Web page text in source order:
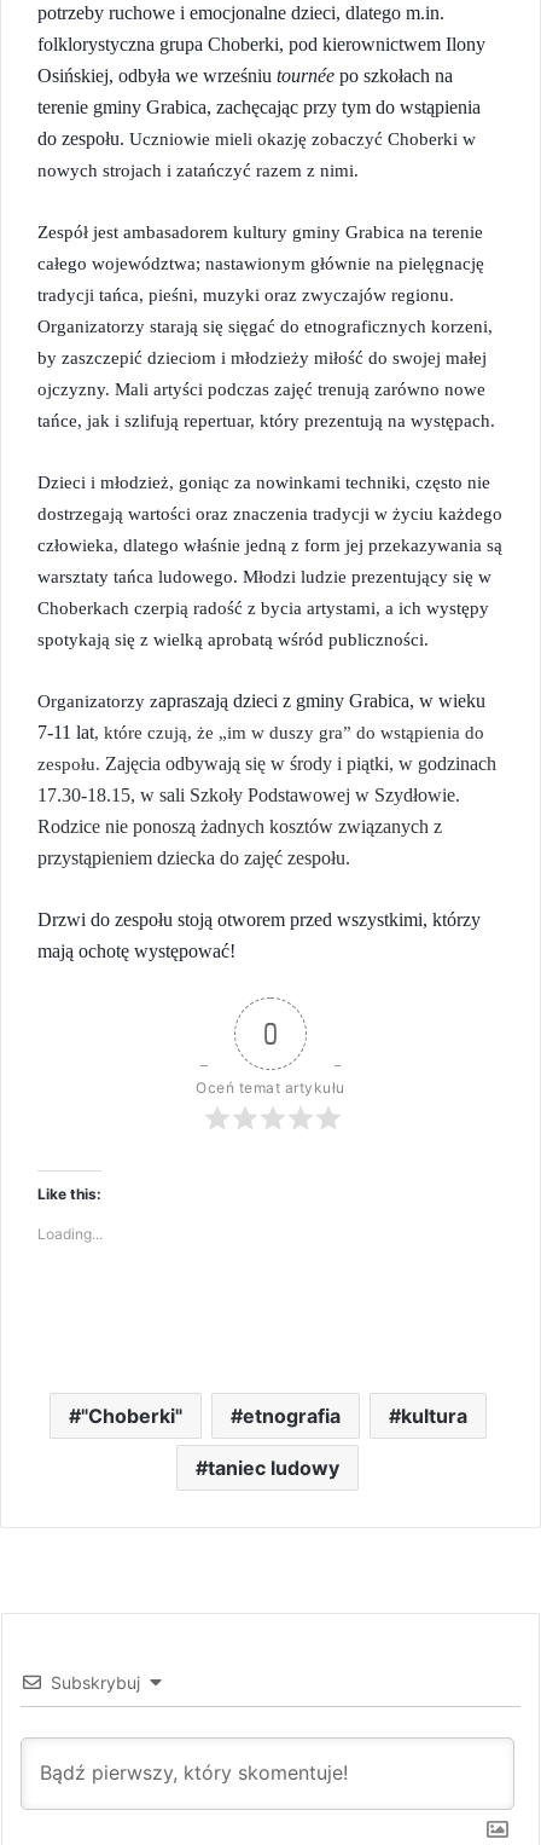
potrzeby ruchowe i emocjonalne dzieci, dlatego m.in.
folklorystyczna grupa Choberki, pod kierownictwem Ilony
Osińskiej, odbyła we wrześniu tournée po szkołach na
terenie gminy Grabica, zachęcając przy tym do wstąpienia
do zespołu. Uczniowie mieli okazję zobaczyć Choberki w
nowych strojach i zatańczyć razem z nimi.
Zespół jest ambasadorem kultury gminy Grabica na terenie
całego województwa; nastawionym głównie na pielęgnację
tradycji tańca, pieśni, muzyki oraz zwyczajów regionu.
Organizatorzy starają się sięgać do etnograficznych korzeni,
by zaszczepić dzieciom i młodzieży miłość do swojej małej
ojczyzny. Mali artyści podczas zajęć trenują zarówno nowe
tańce, jak i szlifują repertuar, który prezentują na występach.
Dzieci i młodzież, goniąc za nowinkami techniki, często nie
dostrzegają wartości oraz znaczenia tradycji w życiu każdego
człowieka, dlatego właśnie jedną z form jej przekazywania są
warsztaty tańca ludowego. Młodzi ludzie prezentujący się w
Choberkach czerpią radość z bycia artystami, a ich występy
spotykają się z wielką aprobatą wśród publiczności.
Organizatorzy zapraszają dzieci z gminy Grabica, w wieku
7-11 lat, które czują, że „im w duszy gra” do wstąpienia do
zespołu. Zajęcia odbywają się w środy i piątki, w godzinach
17.30-18.15, w sali Szkoły Podstawowej w Szydłowie.
Rodzice nie ponoszą żadnych kosztów związanych z
przystąpieniem dziecka do zajęć zespołu.
Drzwi do zespołu stoją otworem przed wszystkimi, którzy
mają ochotę występować!
0
Oceń temat artykułu
Like this:
Loading...
"Choberki" etnografia kultura
taniec ludowy
Subskrybuj